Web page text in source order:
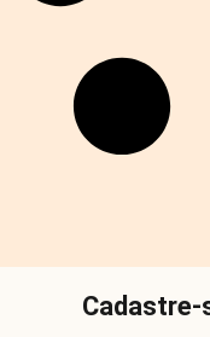
Cadastre-